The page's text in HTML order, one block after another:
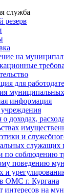
служба
резерв
на
для
информация
о доходах,
и
служащих
по соблюдению
поведению
и
ОМС г. Кургана
интересов на